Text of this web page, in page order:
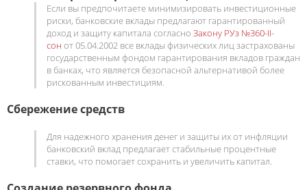
Если вы предпочитаете минимизировать инвестиционные
риски, банковские вклады предлагают гарантированный
доход и защиту капитала согласно Закону РУз №360-II-
сон от 05.04.2002 все вклады физических лиц застрахованы
государственным фондом гарантирования вкладов граждан
в банках, что является безопасной альтернативой более
рискованным инвестициям.
Сбережение средств
Для надежного хранения денег и защиты их от инфляции
банковский вклад предлагает стабильные процентные
ставки, что помогает сохранить и увеличить капитал.